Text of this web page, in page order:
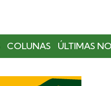
COLUNAS ÚLTIMAS